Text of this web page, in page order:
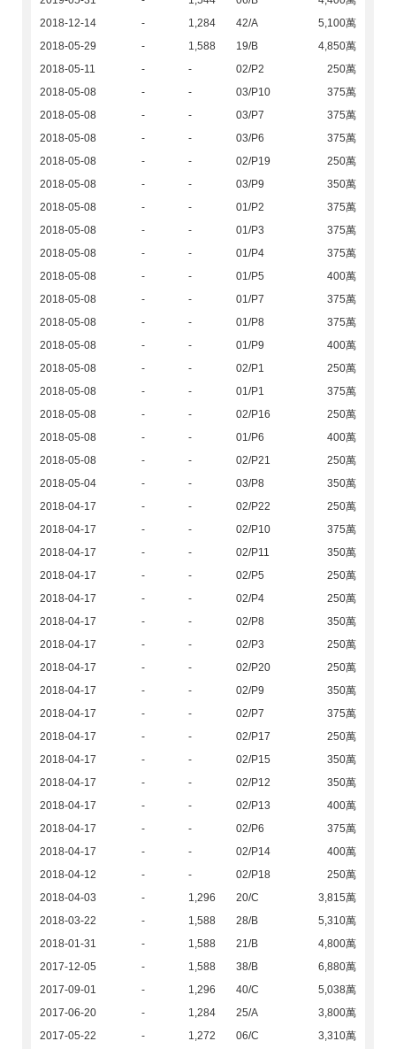
2018-12-14
- 1,284 42/A
5,100萬
2018-05-29
- 1,588 19/B
4,850萬
2018-05-11
- - 02/P2
250萬
2018-05-08
- - 03/P10
375萬
2018-05-08
- - 03/P7
375萬
2018-05-08
- - 03/P6
375萬
2018-05-08
- - 02/P19
250萬
2018-05-08
- - 03/P9
350萬
2018-05-08
- - 01/P2
375萬
2018-05-08
- - 01/P3
375萬
2018-05-08
- - 01/P4
375萬
2018-05-08
- - 01/P5
400萬
2018-05-08
- - 01/P7
375萬
2018-05-08
- - 01/P8
375萬
2018-05-08
- - 01/P9
400萬
2018-05-08
- - 02/P1
250萬
2018-05-08
- - 01/P1
375萬
2018-05-08
- - 02/P16
250萬
2018-05-08
- - 01/P6
400萬
2018-05-08
- - 02/P21
250萬
2018-05-04
- - 03/P8
350萬
2018-04-17
- - 02/P22
250萬
2018-04-17
- - 02/P10
375萬
2018-04-17
- - 02/P11
350萬
2018-04-17
- - 02/P5
250萬
2018-04-17
- - 02/P4
250萬
2018-04-17
- - 02/P8
350萬
2018-04-17
- - 02/P3
250萬
2018-04-17
- - 02/P20
250萬
2018-04-17
- - 02/P9
350萬
2018-04-17
- - 02/P7
375萬
2018-04-17
- - 02/P17
250萬
2018-04-17
- - 02/P15
350萬
2018-04-17
- - 02/P12
350萬
2018-04-17
- - 02/P13
400萬
2018-04-17
- - 02/P6
375萬
2018-04-17
- - 02/P14
400萬
2018-04-12
- - 02/P18
250萬
2018-04-03
- 1,296 20/C
3,815萬
2018-03-22
- 1,588 28/B
5,310萬
2018-01-31
- 1,588 21/B
4,800萬
2017-12-05
- 1,588 38/B
6,880萬
2017-09-01
- 1,296 40/C
5,038萬
2017-06-20
- 1,284 25/A
3,800萬
2017-05-22
- 1,272 06/C
3,310萬